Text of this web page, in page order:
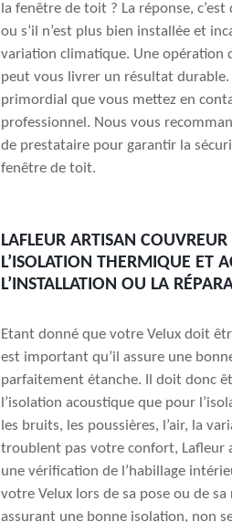
la fenêtre de toit ? La réponse,
ou s’il n’est plus bien installée et
variation climatique. Une opération
peut vous livrer un résultat
primordial que vous mettez en
professionnel. Nous vous
de prestataire pour garantir la
fenêtre de toit.
LAFLEUR ARTISAN
L’ISOLATION THERMIQUE ET
L’INSTALLATION OU LA
Etant donné que votre Velux doit
est important qu’il assure une
parfaitement étanche. Il doit donc
l’isolation acoustique que pour
les bruits, les poussières, l’air, la
troublent pas votre confort, Lafleur
une vérification de l’habillage
votre Velux lors de sa pose ou de
assurant une bonne isolation, non